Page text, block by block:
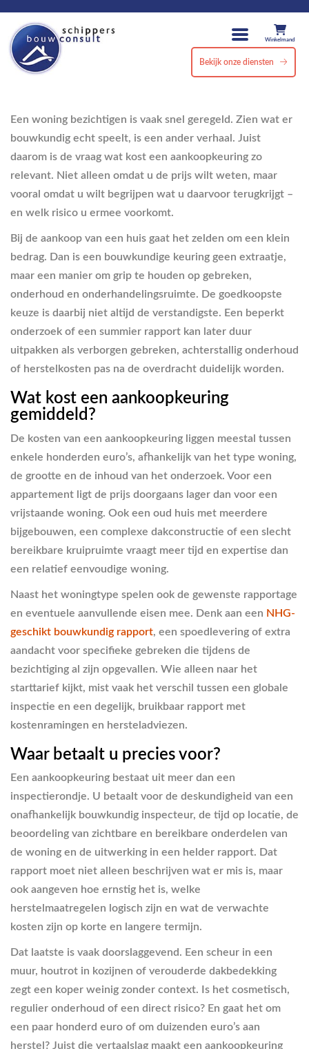
Winkelmand
Bekijk onze diensten
Een woning bezichtigen is vaak snel geregeld. Zien wat er
bouwkundig echt speelt, is een ander verhaal. Juist
daarom is de vraag wat kost een aankoopkeuring zo
relevant. Niet alleen omdat u de prijs wilt weten, maar
vooral omdat u wilt begrijpen wat u daarvoor terugkrijgt –
en welk risico u ermee voorkomt.
Bij de aankoop van een huis gaat het zelden om een klein
bedrag. Dan is een bouwkundige keuring geen extraatje,
maar een manier om grip te houden op gebreken,
onderhoud en onderhandelingsruimte. De goedkoopste
keuze is daarbij niet altijd de verstandigste. Een beperkt
onderzoek of een summier rapport kan later duur
uitpakken als verborgen gebreken, achterstallig onderhoud
of herstelkosten pas na de overdracht duidelijk worden.
Wat kost een aankoopkeuring
gemiddeld?
De kosten van een aankoopkeuring liggen meestal tussen
enkele honderden euro’s, afhankelijk van het type woning,
de grootte en de inhoud van het onderzoek. Voor een
appartement ligt de prijs doorgaans lager dan voor een
vrijstaande woning. Ook een oud huis met meerdere
bijgebouwen, een complexe dakconstructie of een slecht
bereikbare kruipruimte vraagt meer tijd en expertise dan
een relatief eenvoudige woning.
Naast het woningtype spelen ook de gewenste rapportage
en eventuele aanvullende eisen mee. Denk aan een NHG-
geschikt bouwkundig rapport, een spoedlevering of extra
aandacht voor specifieke gebreken die tijdens de
bezichtiging al zijn opgevallen. Wie alleen naar het
starttarief kijkt, mist vaak het verschil tussen een globale
inspectie en een degelijk, bruikbaar rapport met
kostenramingen en hersteladviezen.
Waar betaalt u precies voor?
Een aankoopkeuring bestaat uit meer dan een
inspectierondje. U betaalt voor de deskundigheid van een
onafhankelijk bouwkundig inspecteur, de tijd op locatie, de
beoordeling van zichtbare en bereikbare onderdelen van
de woning en de uitwerking in een helder rapport. Dat
rapport moet niet alleen beschrijven wat er mis is, maar
ook aangeven hoe ernstig het is, welke
herstelmaatregelen logisch zijn en wat de verwachte
kosten zijn op korte en langere termijn.
Dat laatste is vaak doorslaggevend. Een scheur in een
muur, houtrot in kozijnen of verouderde dakbedekking
zegt een koper weinig zonder context. Is het cosmetisch,
regulier onderhoud of een direct risico? En gaat het om
een paar honderd euro of om duizenden euro’s aan
herstel? Juist die vertaalslag maakt een aankoopkeuring